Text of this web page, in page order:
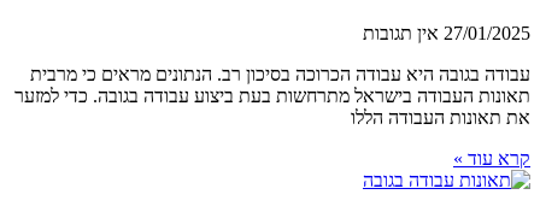
27/01/2025 אין תגובות
עבודה בגובה היא עבודה הכרוכה בסיכון רב. הנתונים מראים כי מרבית
תאונות העבודה בישראל מתרחשות בעת ביצוע עבודה בגובה. כדי למזער
את תאונות העבודה הללו
קרא עוד »